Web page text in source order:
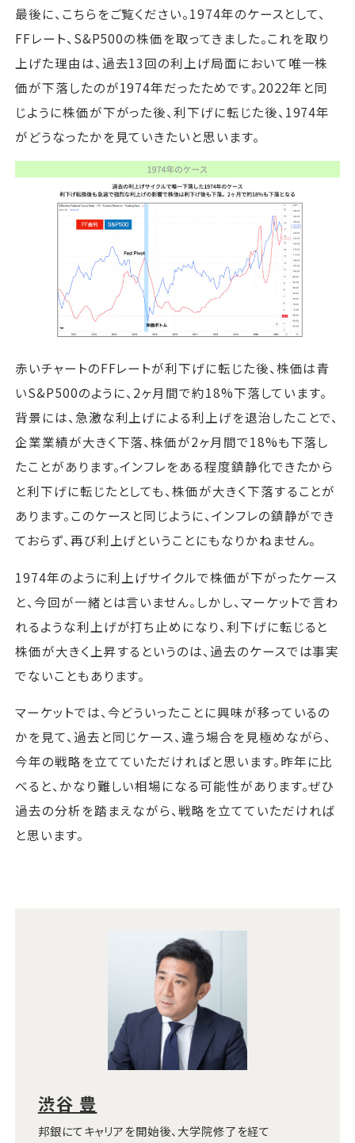
最後に、こちらをご覧ください。1974年のケースとして、
FFレート、S&P500の株価を取ってきました。これを取り
上げた理由は、過去13回の利上げ局面において唯一株
価が下落したのが1974年だったためです。2022年と同
じように株価が下がった後、利下げに転じた後、1974年
がどうなったかを見ていきたいと思います。
赤いチャートのFFレートが利下げに転じた後、株価は青
いS&P500のように、2ヶ月間で約18%下落しています。
背景には、急激な利上げによる利上げを退治したことで、
企業業績が大きく下落、株価が2ヶ月間で18%も下落し
たことがあります。インフレをある程度鎮静化できたから
と利下げに転じたとしても、株価が大きく下落することが
あります。このケースと同じように、インフレの鎮静ができ
ておらず、再び利上げということにもなりかねません。
1974年のように利上げサイクルで株価が下がったケース
と、今回が一緒とは言いません。しかし、マーケットで言わ
れるような利上げが打ち止めになり、利下げに転じると
株価が大きく上昇するというのは、過去のケースでは事実
でないこともあります。
マーケットでは、今どういったことに興味が移っているの
かを見て、過去と同じケース、違う場合を見極めながら、
今年の戦略を立てていただければと思います。昨年に比
べると、かなり難しい相場になる可能性があります。ぜひ
過去の分析を踏まえながら、戦略を立てていただければ
と思います。
渋谷 豊
邦銀にてキャリアを開始後、大学院修了を経て